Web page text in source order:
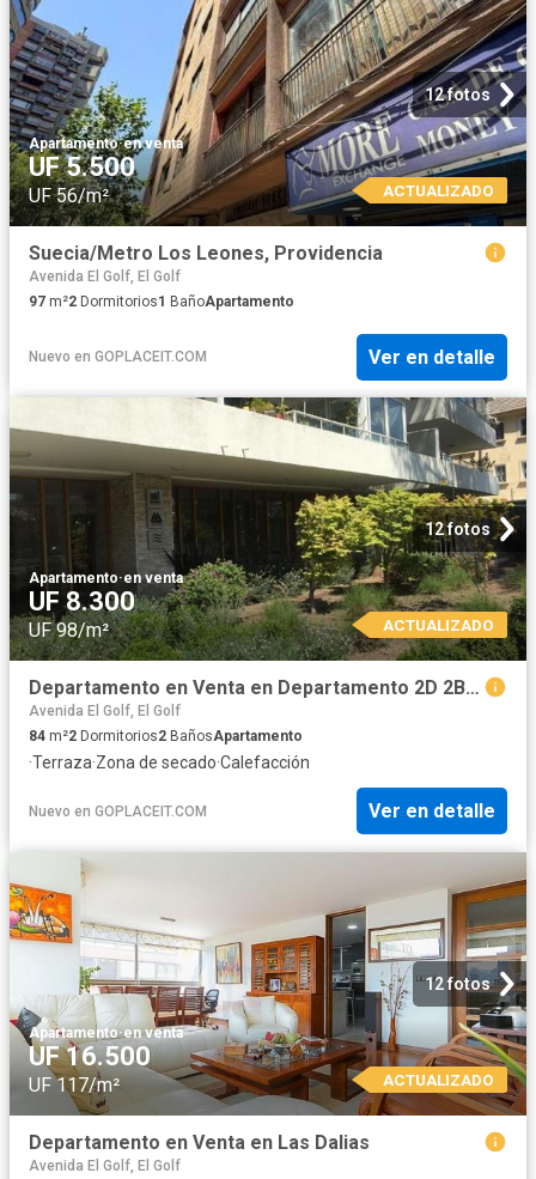
12 fotos
Apartamento·en venta
UF 5.500
UF 56/m² ACTUALIZADO
Suecia/Metro Los Leones, Providencia
Avenida El Golf, El Golf
97 m²2 Dormitorios1 BañoApartamento
Nuevo en GOPLACEIT.COM Ver en detalle
12 fotos
Apartamento·en venta
UF 8.300
UF 98/m² ACTUALIZADO
Departamento en Venta en Departamento 2D 2B Pocuro Club Providencia
Avenida El Golf, El Golf
84 m²2 Dormitorios2 BañosApartamento
·Terraza·Zona de secado·Calefacción
Nuevo en GOPLACEIT.COM Ver en detalle
12 fotos
Apartamento·en venta
UF 16.500
UF 117/m² ACTUALIZADO
Departamento en Venta en Las Dalias
Avenida El Golf, El Golf